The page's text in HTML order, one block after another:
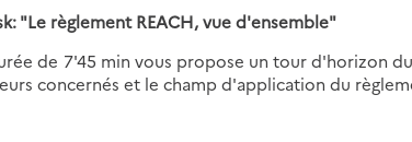
"Le règlement REACH, vue d'ensemble"
de 7'45 min vous propose un tour d'horizon
concernés et le champ d'application du